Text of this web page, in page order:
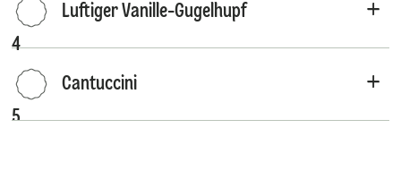
4
Luftiger Vanille-Gugelhupf
5
Cantuccini